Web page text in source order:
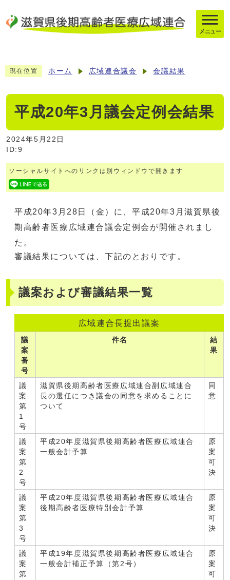
メニュー
現在位置 ホーム 広域連合議会 会議結果
平成20年3月議会定例会結果
2024年5月22日
ID:9
ソーシャルサイトへのリンクは別ウィンドウで開きます
平成20年3月28日（金）に、平成20年3月滋賀県後
期高齢者医療広域連合議会定例会が開催されまし
た。
審議結果については、下記のとおりです。
議案および審議結果一覧
広域連合長提出議案
議
案
番
号
件名
結
果
議
案
第
1
号
滋賀県後期高齢者医療広域連合副広域連合
長の選任につき議会の同意を求めることに
ついて
同
意
議
案
第
2
号
平成20年度滋賀県後期高齢者医療広域連合
一般会計予算
原
案
可
決
議
案
第
3
号
平成20年度滋賀県後期高齢者医療広域連合
後期高齢者医療特別会計予算
原
案
可
決
議
案
第
平成19年度滋賀県後期高齢者医療広域連合
一般会計補正予算（第2号）
原
案
可